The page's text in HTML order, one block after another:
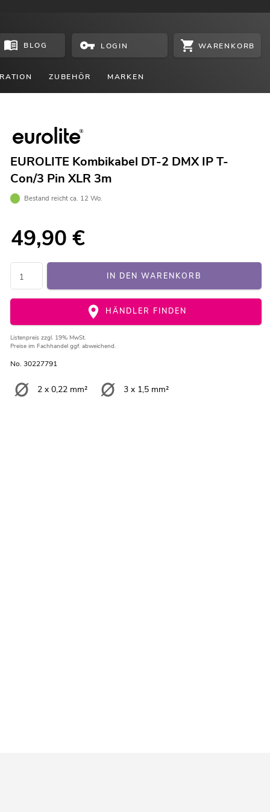
BLOG LOGIN WARENKORB
ZUBEHÖR MARKEN
EUROLITE Kombikabel DT-2 DMX IP T-
Con/3 Pin XLR 3m
Bestand reicht ca. 12 Wo.
49,90 €
IN DEN WARENKORB
HÄNDLER FINDEN
Listenpreis zzgl. 19% MwSt.
Preise im Fachhandel ggf. abweichend.
No. 30227791
2 x 0,22 mm² 3 x 1,5 mm²